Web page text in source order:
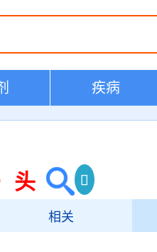
疾病
头
相关